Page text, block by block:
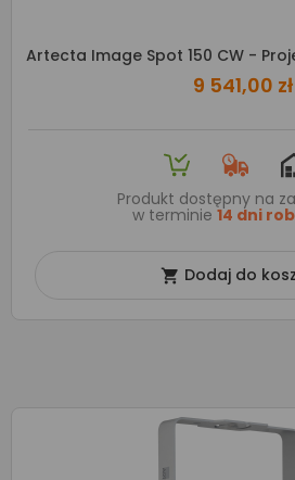
Artecta Image Spot 150 CW -
9 541,00 zł
Produkt dostępny na
w terminie 14 dni
 Dodaj do